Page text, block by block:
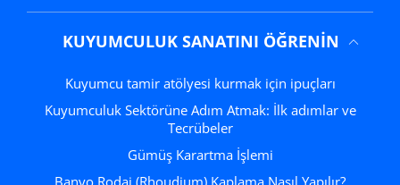
KUYUMCULUK SANATINI ÖĞRENIN
Kuyumcu tamir atölyesi kurmak için ipuçları
Kuyumculuk Sektörüne Adım Atmak: İlk adımlar ve
Tecrübeler
Gümüş Karartma İşlemi